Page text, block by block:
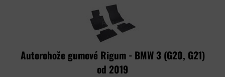
Autorohože gumové Rigum - BMW 3 (G20, G21)
od 2019